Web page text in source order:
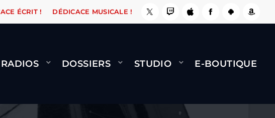
QUI PASSE, ÇA LE FAIT ! NAMI BERNARD MINET - FLY
ÉCRIT ! DÉDICACE MUSICALE !
RADIOS DOSSIERS STUDIO E-BOUTIQUE